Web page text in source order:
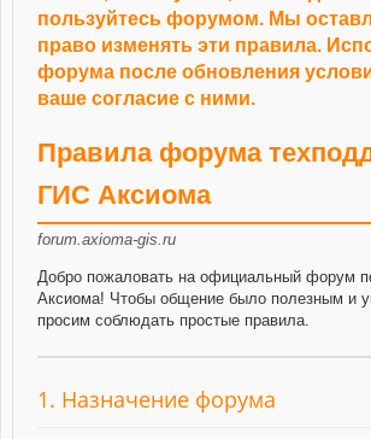
пользуйтесь форумом. Мы
право изменять эти правила.
форума после обновления
ваше согласие с ними.
Правила форума
ГИС Аксиома
forum.axioma-gis.ru
Добро пожаловать на официальный форум
Аксиома! Чтобы общение было полезным и
просим соблюдать простые правила.
1. Назначение форума